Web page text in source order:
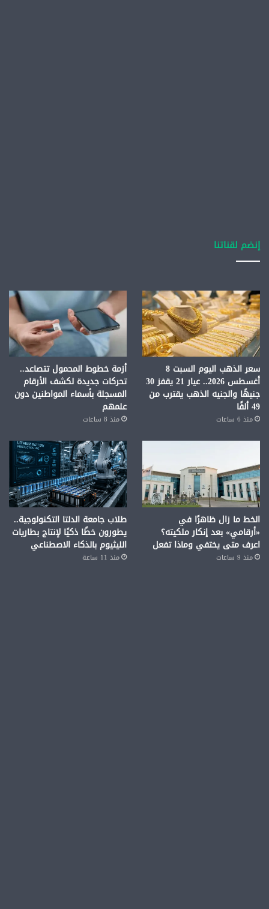
إنضم لقناتنا
سعر الذهب اليوم السبت 8
أغسطس 2026.. عيار 21 يقفز 30
جنيهًا والجنيه الذهب يقترب من
49 ألفًا
منذ 6 ساعات
أزمة خطوط المحمول تتصاعد..
تحركات جديدة لكشف الأرقام
المسجلة بأسماء المواطنين دون
علمهم
منذ 8 ساعات
الخط ما زال ظاهرًا في
«أرقامي» بعد إنكار ملكيته؟
اعرف متى يختفي وماذا تفعل
منذ 9 ساعات
طلاب جامعة الدلتا التكنولوجية..
يطورون خطًا ذكيًا لإنتاج بطاريات
الليثيوم بالذكاء الاصطناعي
منذ 11 ساعة